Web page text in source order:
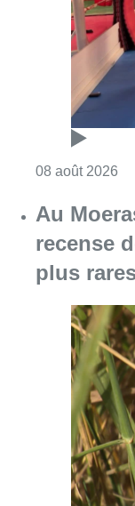
08 août 2026
Au
recense
plus